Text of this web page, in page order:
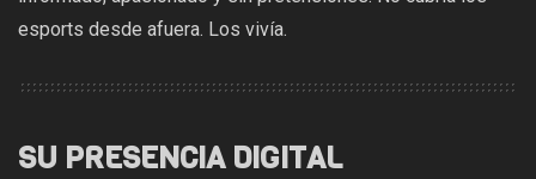
esports desde afuera. Los vivía.
SU PRESENCIA DIGITAL